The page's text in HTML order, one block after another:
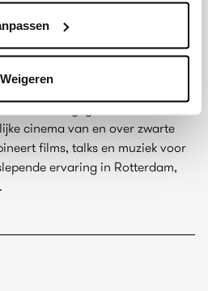
Weigeren
dat de rijke diversiteit van de
2003 als Europa’s eerste
cinema van en over zwarte
films, talks en muziek voor
ervaring in Rotterdam,